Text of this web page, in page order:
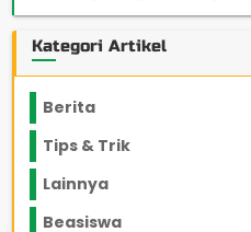
Kategori Artikel
Berita
Tips & Trik
Lainnya
Beasiswa